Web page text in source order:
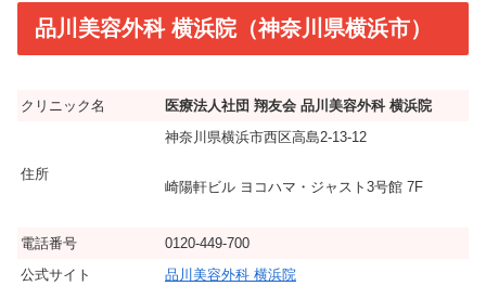
品川美容外科 横浜院（神奈川県横浜市）
クリニック名 医療法人社団 翔友会 品川美容外科 横浜院
住所
神奈川県横浜市西区高島2-13-12
崎陽軒ビル ヨコハマ・ジャスト3号館 7F
電話番号
0120-449-700
公式サイト
品川美容外科 横浜院